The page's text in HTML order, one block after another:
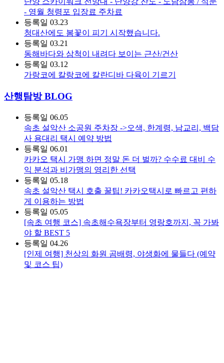
- 영월 청령포 입장료 주차료
등록일 03.23
청대산에도 봄꽃이 피기 시작했습니다.
등록일 03.21
동해바다와 삼척이 내려다 보이는 근산/건산
등록일 03.12
가랑코에 칼랑코에 칼란디바 다육이 기르기
산행탐방 BLOG
등록일 06.05
속초 설악산 소공원 주차장 ->오색, 한계령, 남교리, 백담
사 용대리 택시 예약 방법
등록일 06.01
카카오 택시 가맹 하면 정말 돈 더 벌까? 수수료 대비 수
익 분석과 비가맹의 영리한 선택
등록일 05.18
속초 설악산 택시 호출 꿀팁! 카카오택시로 빠르고 편하
게 이용하는 방법
등록일 05.05
[속초 여행 코스] 속초해수욕장부터 영랑호까지, 꼭 가봐
야 할 BEST 5
등록일 04.26
[인제 여행] 천상의 화원 곰배령, 야생화에 물들다 (예약
및 코스 팁)